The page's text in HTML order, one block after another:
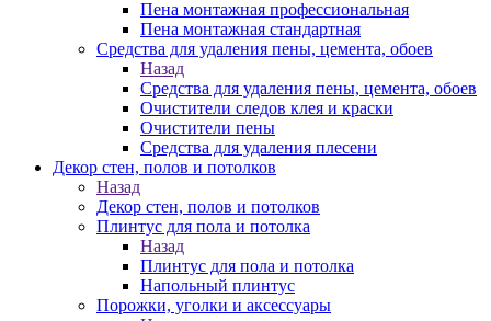
Пена монтажная профессиональная
Пена монтажная стандартная
Средства для удаления пены, цемента, обоев
Назад
Средства для удаления пены, цемента, обоев
Очистители следов клея и краски
Очистители пены
Средства для удаления плесени
Декор стен, полов и потолков
Назад
Декор стен, полов и потолков
Плинтус для пола и потолка
Назад
Плинтус для пола и потолка
Напольный плинтус
Порожки, уголки и аксессуары